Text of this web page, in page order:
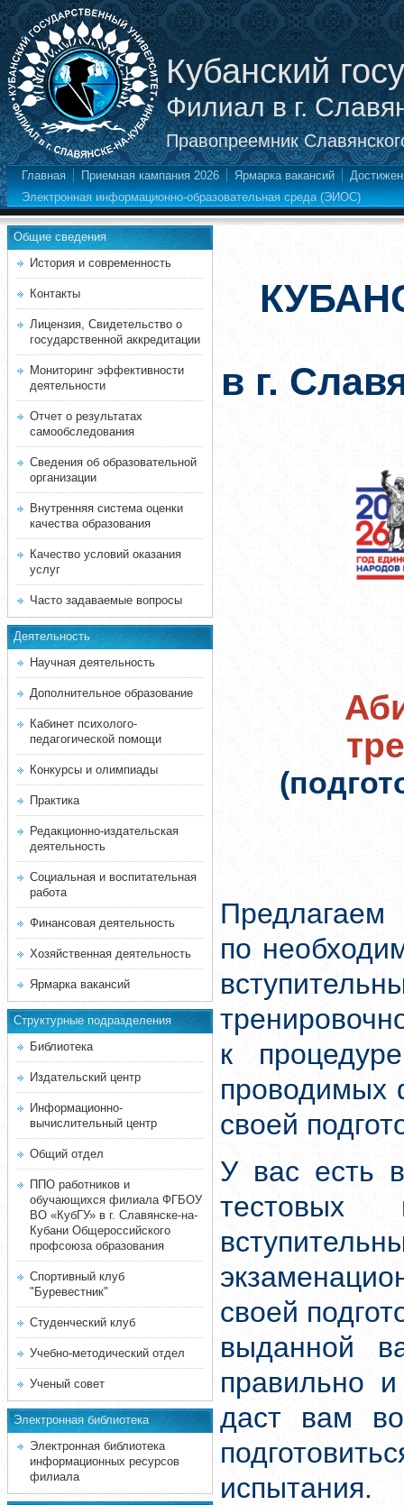
Кубанский
Филиал в г.
Правопреемник
Главная Приемная кампания 2026 Ярмарка вакансий
Электронная информационно-образовательная среда (ЭИОС)
Общие сведения
История и современность
Контакты
Лицензия, Свидетельство о
государственной аккредитации
Мониторинг эффективности
деятельности
Отчет о результатах
самообследования
Сведения об образовательной
организации
Внутренняя система оценки
качества образования
Качество условий оказания
услуг
Часто задаваемые вопросы
Деятельность
Научная деятельность
Дополнительное образование
Кабинет психолого-
педагогической помощи
Конкурсы и олимпиады
Практика
Редакционно-издательская
деятельность
Социальная и воспитательная
работа
Финансовая деятельность
Хозяйственная деятельность
Ярмарка вакансий
Структурные подразделения
Библиотека
Издательский центр
Информационно-
вычислительный центр
Общий отдел
ППО работников и
обучающихся филиала ФГБОУ
ВО «КубГУ» в г. Славянске-на-
Кубани Общероссийского
профсоюза образования
Спортивный клуб
"Буревестник"
Студенческий клуб
Учебно-методический отдел
Ученый совет
Электронная библиотека
Электронная библиотека
информационных ресурсов
филиала
в г.
Предлагаем
по
к
проводимых
своей
У вас есть
тестовых
своей
выданной
правильно
даст вам
испытания.